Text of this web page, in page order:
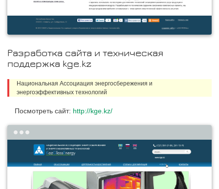
Разработка сайта и техническая
поддержка kge.kz
Национальная Ассоциация энергосбережения и
энергоэффективных технологий
Посмотреть сайт: http://kge.kz/